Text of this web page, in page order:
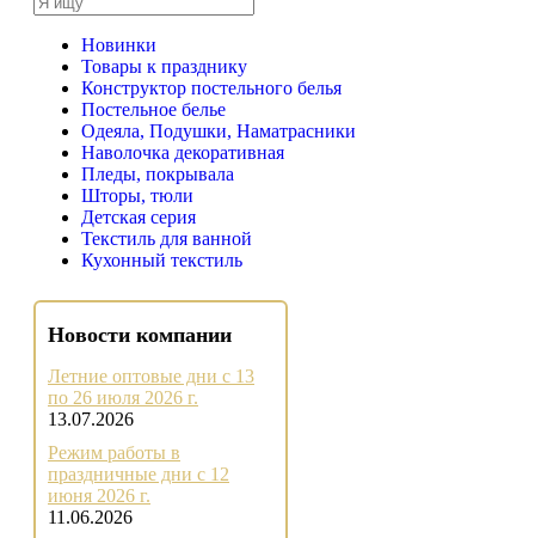
Новинки
Товары к празднику
Конструктор постельного белья
Постельное белье
Одеяла, Подушки, Наматрасники
Наволочка декоративная
Пледы, покрывала
Шторы, тюли
Детская серия
Текстиль для ванной
Кухонный текстиль
Новости компании
Летние оптовые дни с 13
по 26 июля 2026 г.
13.07.2026
Режим работы в
праздничные дни с 12
июня 2026 г.
11.06.2026